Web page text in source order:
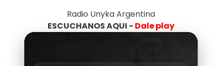
Radio Unyka Argentina
ESCUCHANOS AQUI - Dale play